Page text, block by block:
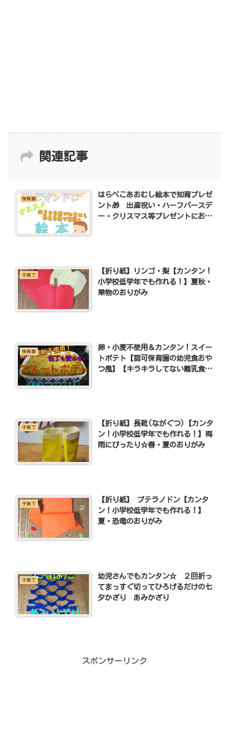
関連記事
保育園
はらぺこあおむし絵本で知育プレゼ
ント🎁 出産祝い・ハーフバースデ
ー・クリスマス等プレゼントにおす
子育て
【折り紙】リンゴ・梨【カンタン！
小学校低学年でも作れる！】夏秋・
果物のおりがみ
保育園
卵・小麦不使用＆カンタン！スイー
トポテト【認可保育園の幼児食おや
つ風】【キラキラしてない離乳食&
子育て
【折り紙】長靴(ながぐつ)【カンタ
ン！小学校低学年でも作れる！】梅
雨にぴったり☆春・夏のおりがみ
子育て
【折り紙】 プテラノドン【カンタ
ン！小学校低学年でも作れる！】
夏・恐竜のおりがみ
子育て
幼児さんでもカンタン☆ ２回折っ
てまっすぐ切ってひろげるだけの七
夕かざり あみかざり
スポンサーリンク